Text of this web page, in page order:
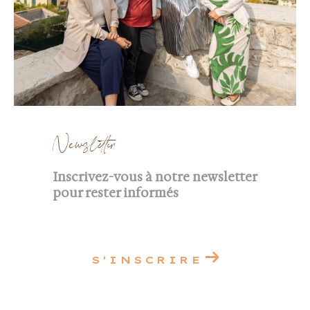
Newsletter
Inscrivez-vous à notre newsletter
pour rester informés
S'INSCRIRE